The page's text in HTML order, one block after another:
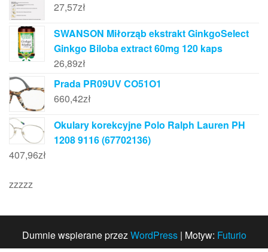
27,57zł
SWANSON Miłorząb ekstrakt GinkgoSelect
Ginkgo Biloba extract 60mg 120 kaps
26,89zł
Prada PR09UV CO51O1
660,42zł
Okulary korekcyjne Polo Ralph Lauren PH
1208 9116 (67702136)
407,96zł
zzzzz
Dumnie wspierane przezWordPress | Motyw: Futurio